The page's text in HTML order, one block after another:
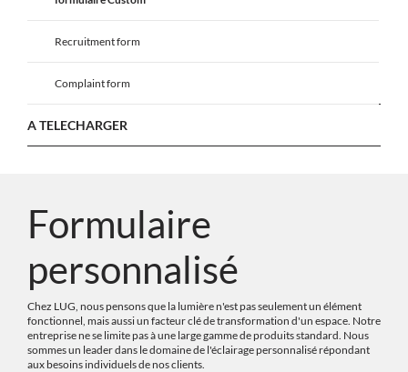
Recruitment form
Complaint form
A TELECHARGER
Formulaire
personnalisé
Chez LUG, nous pensons que la lumière n'est pas seulement un élément
fonctionnel, mais aussi un facteur clé de transformation d'un espace. Notre
entreprise ne se limite pas à une large gamme de produits standard. Nous
sommes un leader dans le domaine de l'éclairage personnalisé répondant
aux besoins individuels de nos clients.